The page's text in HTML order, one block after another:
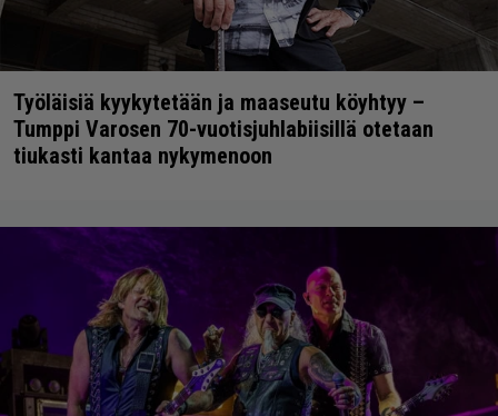
Työläisiä kyykytetään ja maaseutu köyhtyy –
Tumppi Varosen 70-vuotisjuhlabiisillä otetaan
tiukasti kantaa nykymenoon